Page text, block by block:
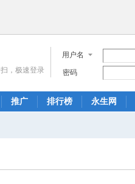
用户名
密码
，极速登录
推广 排行榜 永生网